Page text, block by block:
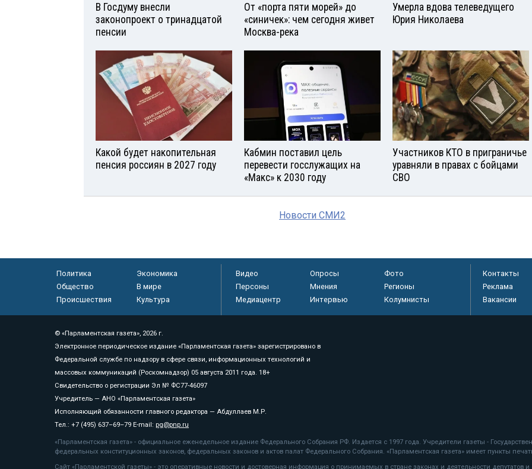
В Госдуму внесли
законопроект о тринадцатой
пенсии
От «порта пяти морей» до
«синичек»: чем сегодня живет
Москва-река
Умерла вдова телеведущего
Юрия Николаева
Какой будет накопительная
пенсия россиян в 2027 году
Кабмин поставил цель
перевести госслужащих на
«Макс» к 2030 году
Участников КТО в приграничье
уравняли в правах с бойцами
СВО
Новости СМИ2
Политика
Экономика
Общество
В мире
Происшествия
Культура
Видео Опросы
Фото
Персоны
Мнения
Регионы
Медиацентр
Интервью Колумнисты
Контакты
Реклама
Вакансии
© «Парламентская газета», 2026 г.
Электронное периодическое издание «Парламентская газета» зарегистрировано в
Федеральной службе по надзору в сфере связи, информационных технологий и
массовых коммуникаций (Роскомнадзор) 05 августа 2011 года. 18+
Свидетельство о регистрации Эл № ФС77-46097
Учредитель — АНО «Парламентская газета»
Исполняющий обязанности главного редактора — Абдуллаев М.Р.
Тел.: +7 (495) 637–69–79 E-mail: pg@pnp.ru
«Парламентская газета» - официальное еженедельное издание Федерального Собрания РФ. Издается с 1997 года. Учредители газеты -
федеральных конституционных законов, федеральных законов и актов палат Федерального Собрания. «Парламентская газета» имеет пункты
Сайт «Парламентской газеты» - это оперативные новости и достоверная информация о принимаемых в стране законах и деятельности депутатов